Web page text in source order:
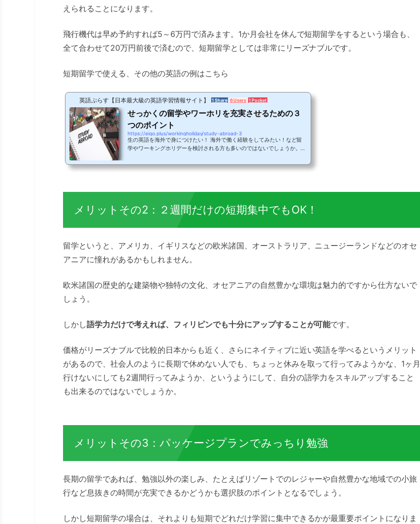
えられることになります。
飛行機代は早め予約すれば5～6万円で済みます。1か月会社を休んで短期留学をするという場合も、
全て合わせて20万円前後で済むので、短期留学としては非常にリーズナブルです。
短期留学で使える、その他の英語の例はこちら
英語ぷらす【日本最大級の英語学習情報サイト】 1 Share 6 Users 1 Pocket
せっかくの留学やワーホリを充実させるための３
つのポイント
https://eigo.plus/workingholiday/study-abroad-3
生の英語を海外で身につけたい！ 海外で働く経験をしてみたい！など留
学やワーキングホリデーを検討される方も多いのではないでしょうか。実
か？ここでは、留学やワーキングホリデーを より充実させるために 海外
メリットその2：２週間だけの短期集中でもOK！
留学というと、アメリカ、イギリスなどの欧米諸国、オーストラリア、ニュージーランドなどのオセ
アニアに憧れがあるかもしれません。
欧米諸国の歴史的な建築物や独特の文化、オセアニアの自然豊かな環境は魅力的ですから仕方ないで
しょう。
しかし語学力だけで考えれば、フィリピンでも十分にアップすることが可能です。
価格がリーズナブルで比較的日本からも近く、さらにネイティブに近い英語を学べるというメリット
があるので、社会人のように長期で休めない人でも、ちょっと休みを取って行ってみようかな、1ヶ月
行けないにしても2週間行ってみようか、というようにして、自分の語学力をスキルアップすること
も出来るのではないでしょうか。
メリットその3：パッケージプランでみっちり勉強
長期の留学であれば、勉強以外の楽しみ、たとえばリゾートでのレジャーや自然豊かな地域での小旅
行など息抜きの時間が充実できるかどうかも選択肢のポイントとなるでしょう。
しかし短期留学の場合は、それよりも短期でどれだけ学習に集中できるかが最重要ポイントになりま